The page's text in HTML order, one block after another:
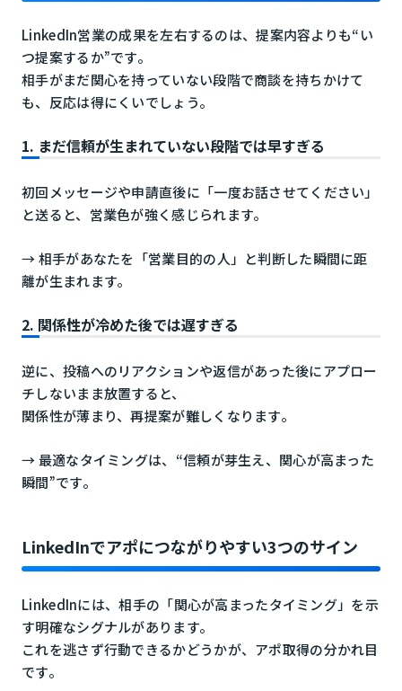
LinkedIn営業の成果を左右するのは、提案内容よりも“い
つ提案するか”です。
相手がまだ関心を持っていない段階で商談を持ちかけて
も、反応は得にくいでしょう。
1. まだ信頼が生まれていない段階では早すぎる
初回メッセージや申請直後に「一度お話させてください」
と送ると、営業色が強く感じられます。
→ 相手があなたを「営業目的の人」と判断した瞬間に距
離が生まれます。
2. 関係性が冷めた後では遅すぎる
逆に、投稿へのリアクションや返信があった後にアプロー
チしないまま放置すると、
関係性が薄まり、再提案が難しくなります。
→ 最適なタイミングは、“信頼が芽生え、関心が高まった
瞬間”です。
LinkedInでアポにつながりやすい3つのサイン
LinkedInには、相手の「関心が高まったタイミング」を示
す明確なシグナルがあります。
これを逃さず行動できるかどうかが、アポ取得の分かれ目
です。